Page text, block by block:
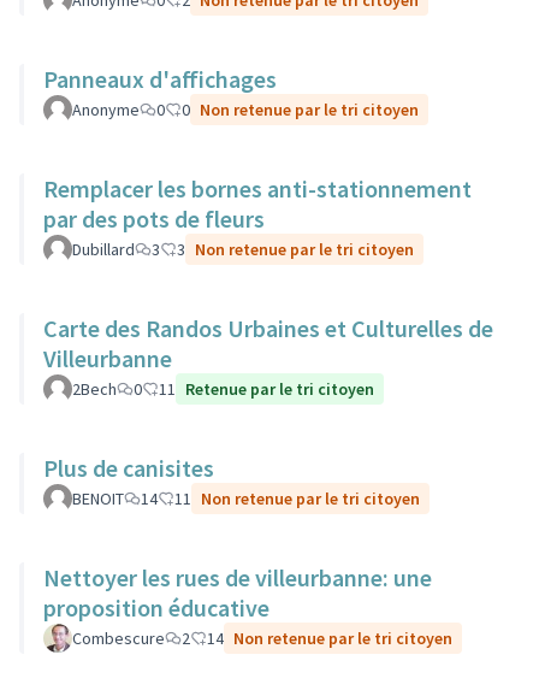
Panneaux d'affichages
Anonyme 0 0 Non retenue par le tri citoyen
Remplacer les bornes anti-stationnement
par des pots de fleurs
Dubillard 3 3 Non retenue par le tri citoyen
Carte des Randos Urbaines et Culturelles de
Villeurbanne
2Bech 0 11 Retenue par le tri citoyen
Plus de canisites
BENOIT 14 11 Non retenue par le tri citoyen
Nettoyer les rues de villeurbanne: une
proposition éducative
Combescure 2 14 Non retenue par le tri citoyen